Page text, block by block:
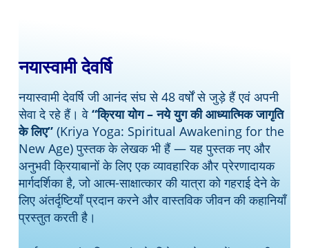
नयास्वामी देवर्षि
नयास्वामी देवर्षि जी आनंद संघ से 48 वर्षों से जुड़े हैं एवं अपनी
सेवा दे रहे हैं। वे “क्रिया योग – नये युग की आध्यात्मिक जागृति
के लिए”(Kriya Yoga: Spiritual Awakening for the
New Age) पुस्तक के लेखक भी हैं — यह पुस्तक नए और
अनुभवी क्रियाबानों के लिए एक व्यावहारिक और प्रेरणादायक
मार्गदर्शिका है, जो आत्म-साक्षात्कार की यात्रा को गहराई देने के
लिए अंतर्दृष्टियाँ प्रदान करने और वास्तविक जीवन की कहानियाँ
प्रस्तुत करती है।